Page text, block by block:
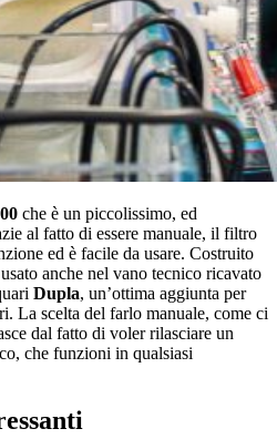
che è un piccolissimo, ed
al fatto di essere manuale, il filtro
ed è facile da usare. Costruito
anche nel vano tecnico ricavato
Dupla, un’ottima aggiunta per
La scelta del farlo manuale, come ci
dal fatto di voler rilasciare un
che funzioni in qualsiasi